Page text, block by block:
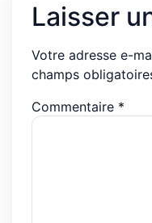
Laisser
Votre adresse e-
champs
Commentaire *